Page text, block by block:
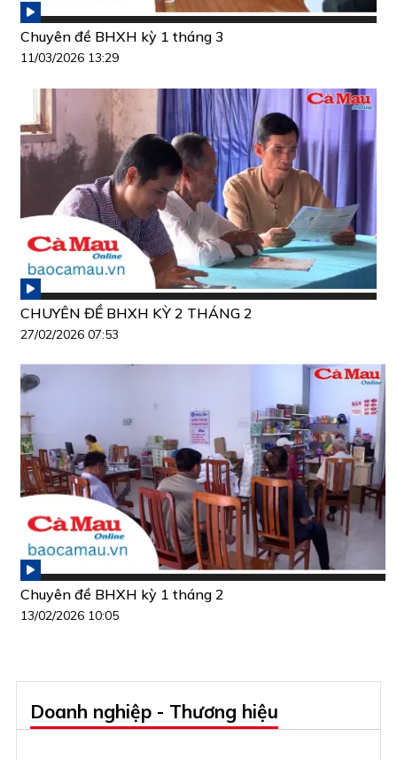
Chuyên đề BHXH kỳ 1 tháng 3
11/03/2026 13:29
CHUYÊN ĐỀ BHXH KỲ 2 THÁNG 2
27/02/2026 07:53
Chuyên đề BHXH kỳ 1 tháng 2
13/02/2026 10:05
Doanh nghiệp - Thương hiệu